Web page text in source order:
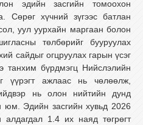
эдийн засгийн томоохон
Сөрөг хүчний зүгээс батлан
уул уурхайн маргаан болон
төлбөрийг бууруулах
сайдыг огцруулах гарын үсэг
танхим бүрдмэгц Нийслэлийн
үүрэгт ажлаас нь чөлөөлж,
нь олон нийтийн дунд
юм. Эдийн засгийн хувьд 2026
1.4 их наяд төгрөгт